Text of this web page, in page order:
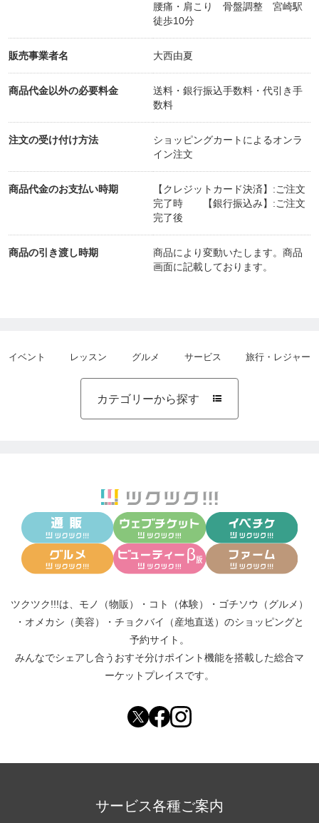
腰痛・肩こり 骨盤調整 宮崎駅
徒歩10分
販売事業者名 大西由夏
商品代金以外の必要料金
送料・銀行振込手数料・代引き手
数料
注文の受け付け方法
ショッピングカートによるオンラ
イン注文
商品代金のお支払い時期
【クレジットカード決済】:ご注文
完了時 【銀行振込み】:ご注文
完了後
商品の引き渡し時期
商品により変動いたします。商品
画面に記載しております。
イベント レッスン グルメ サービス 旅行・レジャー
カテゴリーから探す 
ツクツク!!!は、 モノ（物販） ・ コト（体験） ・ ゴチソウ（グルメ）
・ オメカシ（美容） ・ チョクバイ（産地直送） のショッピングと
予約サイト。
みんなでシェアし合う おすそ分けポイント機能を搭載した総合マ
ーケットプレイスです。
サービス各種ご案内